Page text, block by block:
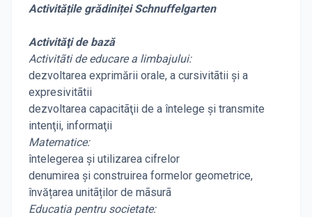
Activitățile grădiniței Schnuffelgarten
Activităţi de bază
Activitãti de educare a limbajului:
dezvoltarea exprimării orale, a cursivitãtii şi a
expresivitãtii
dezvoltarea capacitãţii de a întelege şi transmite
intenţii, informaţii
Matematice:
întelegerea şi utilizarea cifrelor
denumirea și construirea formelor geometrice,
învățarea unitãților de mãsurã
Educatia pentru societate: